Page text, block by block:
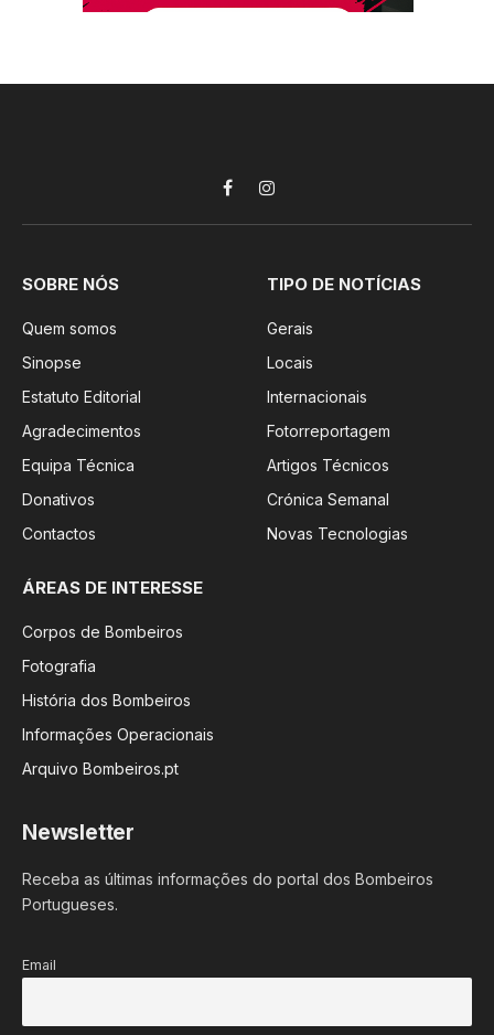
FacebookInstagram
SOBRE NÓS
Quem somos
Sinopse
Estatuto Editorial
Agradecimentos
Equipa Técnica
Donativos
Contactos
TIPO DE NOTÍCIAS
Gerais
Locais
Internacionais
Fotorreportagem
Artigos Técnicos
Crónica Semanal
Novas Tecnologias
ÁREAS DE INTERESSE
Corpos de Bombeiros
Fotografia
História dos Bombeiros
Informações Operacionais
Arquivo Bombeiros.pt
Newsletter
Receba as últimas informações do portal dos Bombeiros
Portugueses.
Email